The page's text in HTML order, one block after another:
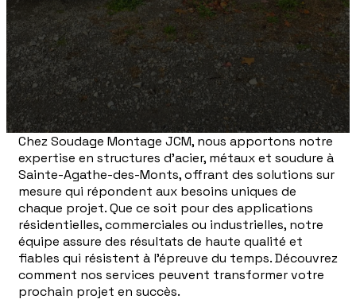
Chez Soudage Montage JCM, nous apportons notre
expertise en structures d'acier, métaux et soudure à
Sainte-Agathe-des-Monts, offrant des solutions sur
mesure qui répondent aux besoins uniques de
chaque projet. Que ce soit pour des applications
résidentielles, commerciales ou industrielles, notre
équipe assure des résultats de haute qualité et
fiables qui résistent à l'épreuve du temps. Découvrez
comment nos services peuvent transformer votre
prochain projet en succès.